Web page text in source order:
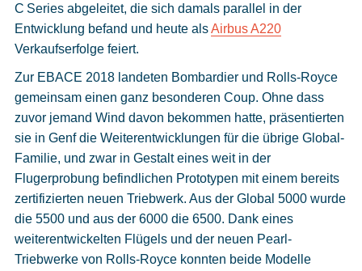
C Series abgeleitet, die sich damals parallel in der
Entwicklung befand und heute alsAirbus A220
Verkaufserfolge feiert.
Zur EBACE 2018 landeten Bombardier und Rolls-Royce
gemeinsam einen ganz besonderen Coup. Ohne dass
zuvor jemand Wind davon bekommen hatte, präsentierten
sie in Genf die Weiterentwicklungen für die übrige Global-
Familie, und zwar in Gestalt eines weit in der
Flugerprobung befindlichen Prototypen mit einem bereits
zertifizierten neuen Triebwerk. Aus der Global 5000 wurde
die 5500 und aus der 6000 die 6500. Dank eines
weiterentwickelten Flügels und der neuen Pearl-
Triebwerke von Rolls-Royce konnten beide Modelle